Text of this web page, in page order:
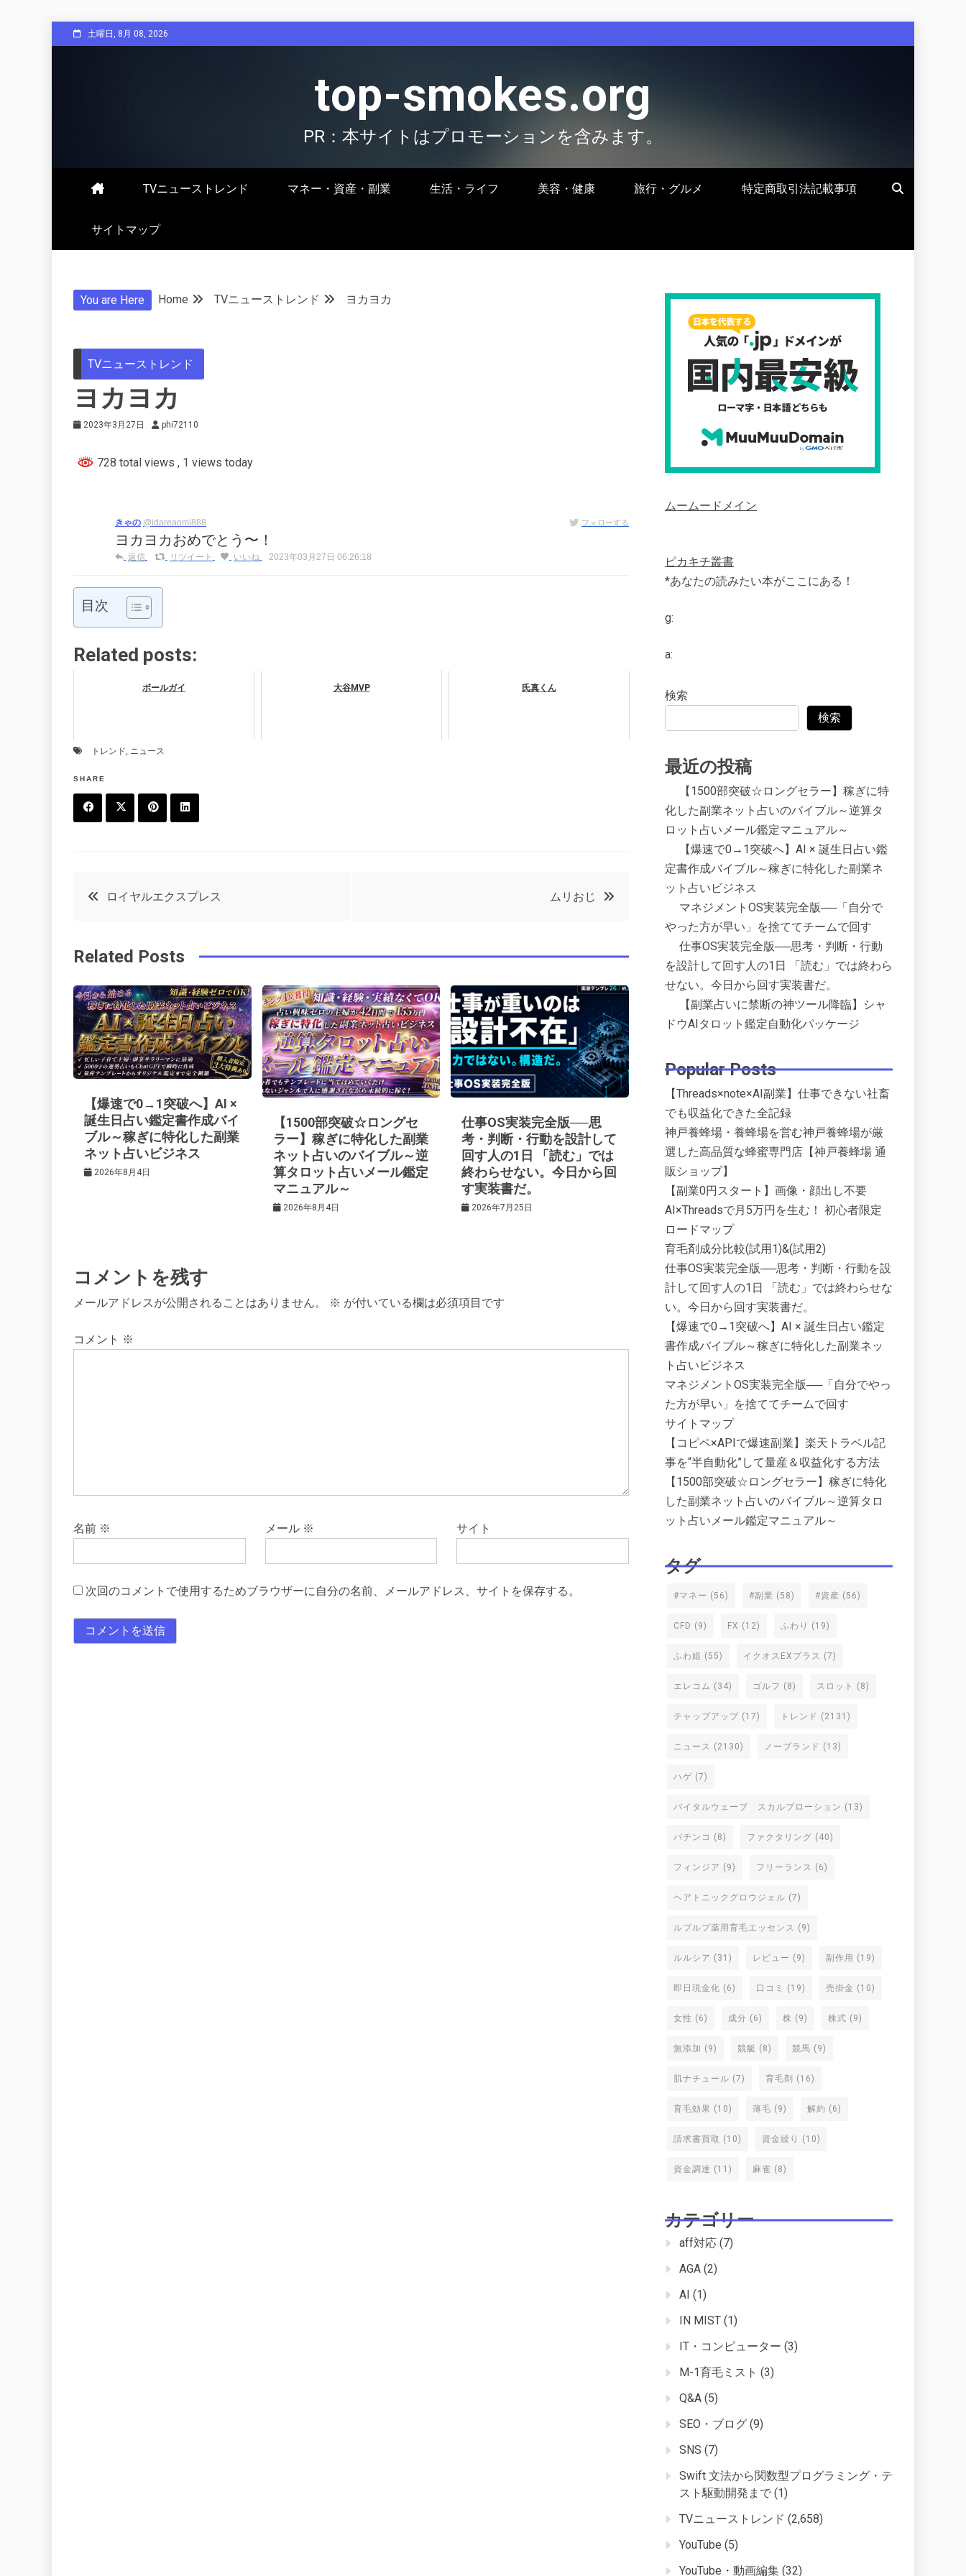
to
土曜日, 8月 08, 2026
top-smokes.org
PR：本サイトはプロモーションを含みます。
TVニューストレンド マネー・資産・副業 生活・ライフ 美容・健康 旅行・グルメ 特定商取引法記載事項
サイトマップ
You are Here Home TVニューストレンド ヨカヨカ
TVニューストレンド
ヨカヨカ
2023年3月27日 phi72110
728 total views , 1 views today
きゃの @idareaomi888 フォローする
ヨカヨカおめでとう〜！
返信 リツイート いいね 2023年03月27日 06:26:18
目次
Related posts:
ボールガイ 大谷MVP 氏真くん
トレンド, ニュース
SHARE
o
k
r
e
e
t
e
in
投
ナ
ビ
ゲ
ー
シ
ョ
ロイヤルエクスプレス ムリおじ
Related Posts
【爆速で0→1突破へ】AI ×
誕生日占い鑑定書作成バイ
ブル～稼ぎに特化した副業
ネット占いビジネス
2026年8月4日
【1500部突破☆ロングセ
ラー】稼ぎに特化した副業
ネット占いのバイブル～逆
算タロット占いメール鑑定
マニュアル～
2026年8月4日
仕事OS実装完全版──思
考・判断・行動を設計して
回す人の1日 「読む」では
終わらせない。今日から回
す実装書だ。
2026年7月25日
コメントを残す
メールアドレスが公開されることはありません。 ※ が付いている欄は必須項目です
コメント ※
名前 ※ メール ※ サイト
次回のコメントで使用するためブラウザーに自分の名前、メールアドレス、サイトを保存する。
ムームードメイン
ピカキチ叢書
*あなたの読みたい本がここにある！
g:
a:
検索
検索
最近の投稿
【1500部突破☆ロングセラー】稼ぎに特
化した副業ネット占いのバイブル～逆算タ
ロット占いメール鑑定マニュアル～
【爆速で0→1突破へ】AI × 誕生日占い鑑
定書作成バイブル～稼ぎに特化した副業ネ
ット占いビジネス
マネジメントOS実装完全版──「自分で
やった方が早い」を捨ててチームで回す
仕事OS実装完全版──思考・判断・行動
を設計して回す人の1日 「読む」では終わら
せない。今日から回す実装書だ。
【副業占いに禁断の神ツール降臨】シャ
ドウAIタロット鑑定自動化パッケージ
Popular Posts
【Threads×note×AI副業】仕事できない社畜
でも収益化できた全記録
神戸養蜂場・養蜂場を営む神戸養蜂場が厳
選した高品質な蜂蜜専門店【神戸養蜂場 通
販ショップ】
【副業0円スタート】画像・顔出し不要
AI×Threadsで月5万円を生む！ 初心者限定
ロードマップ
育毛剤成分比較(試用1)&(試用2)
仕事OS実装完全版──思考・判断・行動を設
計して回す人の1日 「読む」では終わらせな
い。今日から回す実装書だ。
【爆速で0→1突破へ】AI × 誕生日占い鑑定
書作成バイブル～稼ぎに特化した副業ネッ
ト占いビジネス
マネジメントOS実装完全版──「自分でやっ
た方が早い」を捨ててチームで回す
サイトマップ
【コピペ×APIで爆速副業】楽天トラベル記
事を“半自動化”して量産＆収益化する方法
【1500部突破☆ロングセラー】稼ぎに特化
した副業ネット占いのバイブル～逆算タロ
ット占いメール鑑定マニュアル～
タグ
#マネー (56) #副業 (58) #資産 (56)
CFD (9) FX (12) ふわり (19)
ふわ姫 (55) イクオスEXプラス (7)
エレコム (34) ゴルフ (8) スロット (8)
チャップアップ (17) トレンド (2131)
ニュース (2130) ノーブランド (13)
ハゲ (7)
バイタルウェーブ スカルプローション (13)
パチンコ (8) ファクタリング (40)
フィンジア (9) フリーランス (6)
ヘアトニックグロウジェル (7)
ルプルプ薬用育毛エッセンス (9)
ルルシア (31) レビュー (9) 副作用 (19)
即日現金化 (6) 口コミ (19) 売掛金 (10)
女性 (6) 成分 (6) 株 (9) 株式 (9)
無添加 (9) 競艇 (8) 競馬 (9)
肌ナチュール (7) 育毛剤 (16)
育毛効果 (10) 薄毛 (9) 解約 (6)
請求書買取 (10) 資金繰り (10)
資金調達 (11) 麻雀 (8)
カテゴリー
aff対応 (7)
AGA (2)
AI (1)
IN MIST (1)
IT・コンピューター (3)
M-1育毛ミスト (3)
Q&A (5)
SEO・ブログ (9)
SNS (7)
Swift 文法から関数型プログラミング・テ
スト駆動開発まで (1)
TVニューストレンド (2,658)
YouTube (5)
YouTube・動画編集 (32)